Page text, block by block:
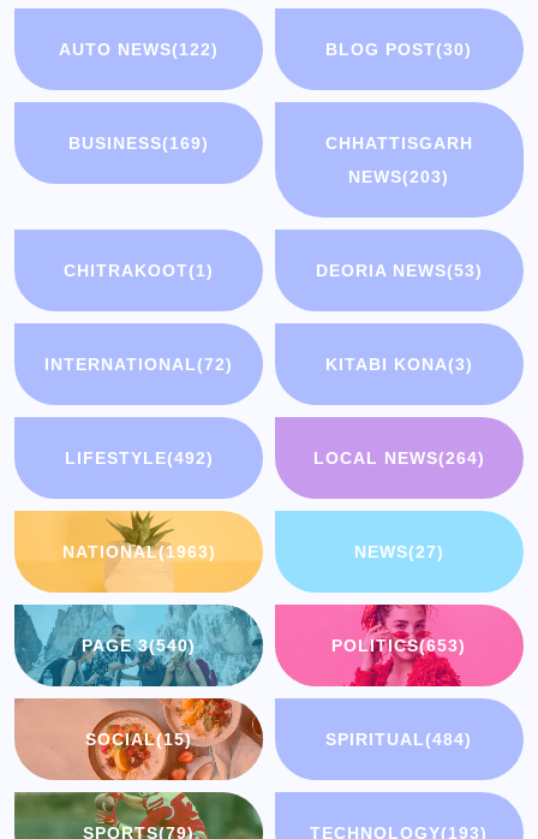
AUTO NEWS(122) BLOG POST(30)
BUSINESS(169)
CHHATTISGARH
NEWS(203)
CHITRAKOOT(1) DEORIA NEWS(53)
INTERNATIONAL(72) KITABI KONA(3)
LIFESTYLE(492) LOCAL NEWS(264)
NATIONAL(1963) NEWS(27)
PAGE 3(540) POLITICS(653)
SOCIAL(15) SPIRITUAL(484)
SPORTS(79) TECHNOLOGY(193)